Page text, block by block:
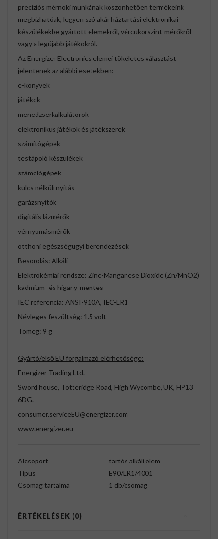
precíziós mérnöki munkának köszönhetően termékeink
megbízhatóak, legyen szó akár háztartási elektronikai
készülékekbe gyártott elemekről, vércukorszint-mérőkről
vagy a legújabb játékokról.
Az Energizer Electronics elemei tökéletes választást
jelentenek az alábbi esetekben:
e-könyvek
játékok
menedzserkalkulátorok
elektronikus játékok és játékszerek
számítógépek
testápoló készülékek
számológépek
kulcs nélküli nyitás
garázsnyitók
digitális lázmérők
vérnyomásmérők
otthoni egészségügyi berendezések
Besorolás: Alkáli
Elektrokémiai rendsze: Zinc-Manganese Dioxide (Zn/MnO2)
kadmium- és higany-mentes
IEC referencia: ANSI-910A, IEC-LR1
Névleges feszültség: 1.5 volt
Tömeg: 9 g
Gyártó/első EU forgalmazó elérhetősége:
Energizer Trading Ltd.
Sword house, Totteridge Road, High Wycombe, UK, HP13
6DG.
consumer.serviceEU@energizer.com
www.energizer.eu
Alcsoport
tartós alkáli elem
Típus
E90/LR1/4001
Csomag tartalma
1 db/csomag
ÉRTÉKELÉSEK (0)